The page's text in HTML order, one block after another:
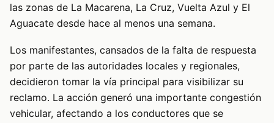
las zonas de La Macarena, La Cruz, Vuelta Azul y El
Aguacate desde hace al menos una semana.
Los manifestantes, cansados de la falta de respuesta
por parte de las autoridades locales y regionales,
decidieron tomar la vía principal para visibilizar su
reclamo. La acción generó una importante congestión
vehicular, afectando a los conductores que se